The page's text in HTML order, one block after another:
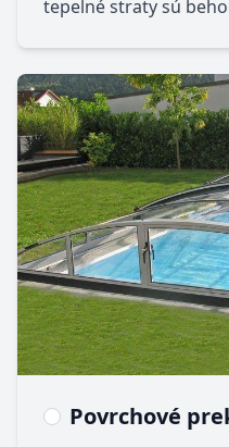
tepelné straty sú
Povrchové